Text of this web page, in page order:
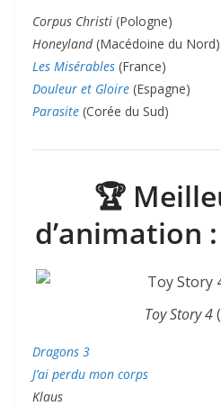
Corpus Christi (Pologne)
Honeyland(Macédoine du Nord)
Les Misérables (France)
Douleur et Gloire (Espagne)
Parasite (Corée du Sud)
🏆
d’animation :
Toy Story 4
Dragons 3
J’ai perdu mon corps
Klaus